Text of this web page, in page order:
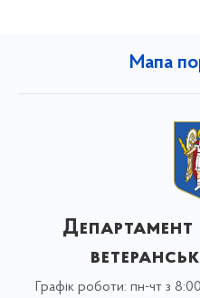
Мапа
Департамент
Графік роботи: пн-чт з